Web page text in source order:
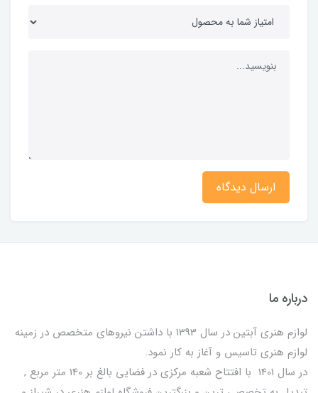
ارسال دیدگاه
درباره ما
لوازم هنری آبتین در سال 1393 با داشتن نیروهای متخصص در زمینه
لوازم هنری تاسیس و آغاز به کار نمود.
در سال 1401 با افتتاح شعبه مرکزی در فضایی بالغ بر 140 متر مربع ,